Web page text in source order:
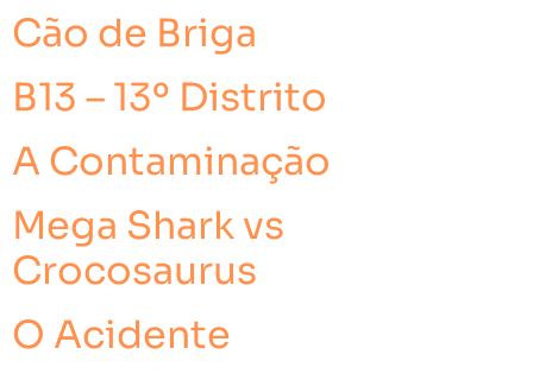
Cão de Briga
B13 – 13º Distrito
A Contaminação
Mega Shark vs
Crocosaurus
O Acidente